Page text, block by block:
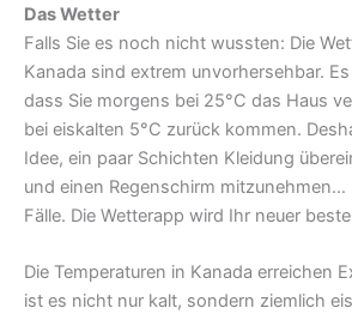
Das Wetter
Falls Sie es noch nicht wussten: Die
Kanada sind extrem unvorhersehbar.
dass Sie morgens bei 25°C das Haus
bei eiskalten 5°C zurück kommen.
Idee, ein paar Schichten Kleidung
und einen Regenschirm mitzunehmen…
Fälle. Die Wetterapp wird Ihr neuer
Die Temperaturen in Kanada erreichen
ist es nicht nur kalt, sondern ziemlich